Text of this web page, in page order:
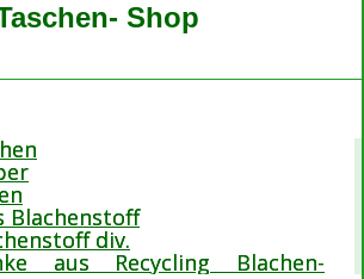
Shop
Blachenstoff
div.
aus Recycling Blachen-